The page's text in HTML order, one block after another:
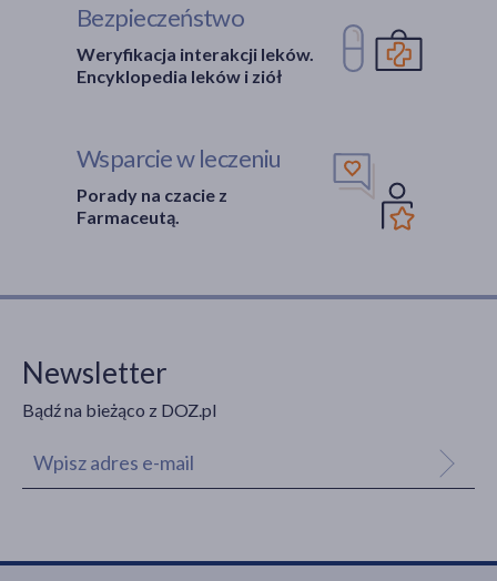
Bezpieczeństwo
Weryfikacja interakcji leków.
Encyklopedia leków i ziół
Wsparcie w leczeniu
Porady na czacie z
Farmaceutą.
Newsletter
Bądź na bieżąco z DOZ.pl